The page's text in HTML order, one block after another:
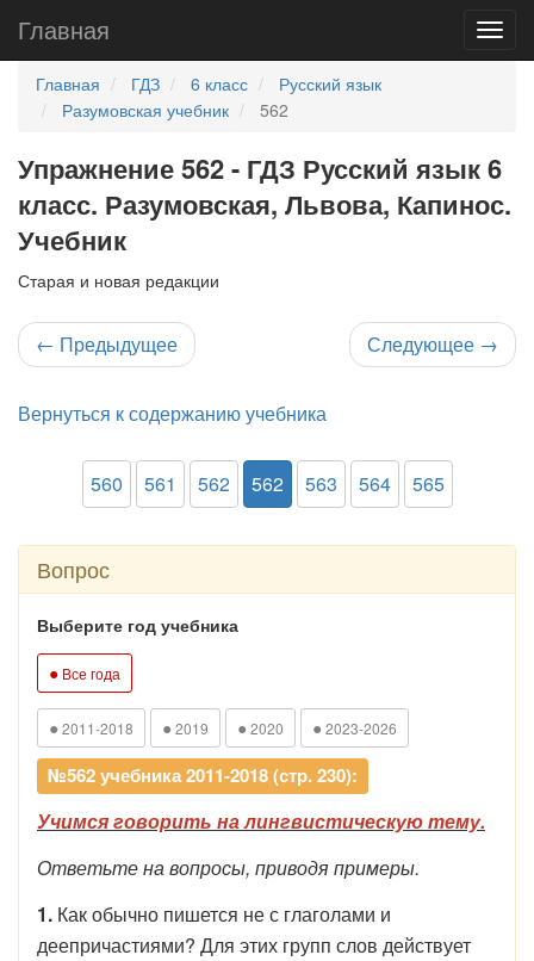
Главная
Главная ГДЗ 6 класс
Русский язык
Разумовская учебник
562
Упражнение 562 - ГДЗ Русский язык 6
класс. Разумовская, Львова, Капинос.
Учебник
Старая и новая редакции
← Предыдущее Следующее →
Вернуться к содержанию учебника
560 561 562 562 563 564 565
Вопрос
Выберите год учебника
● Все года
● 2011-2018 ● 2019 ● 2020 ● 2023-2026
№562 учебника 2011-2018 (стр. 230):
Учимся говорить на лингвистическую тему.
Ответьте на вопросы, приводя примеры.
1. Как обычно пишется не с глаголами и
деепричастиями? Для этих групп слов действует